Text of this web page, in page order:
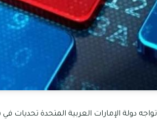
تواجه دولة الإمارات العربية المتحدة تحديات في